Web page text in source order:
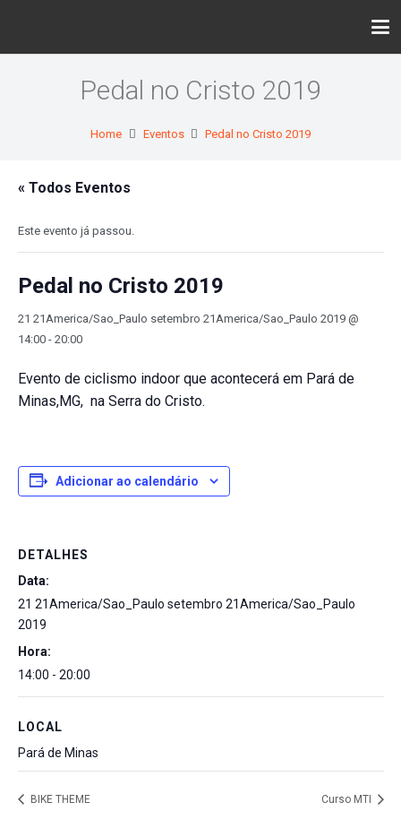
Pedal no Cristo 2019
Home Eventos Pedal no Cristo 2019
« Todos Eventos
Este evento já passou.
Pedal no Cristo 2019
21 21America/Sao_Paulo setembro 21America/Sao_Paulo 2019 @
14:00- 20:00
Evento de ciclismo indoor que acontecerá em Pará de
Minas,MG, na Serra do Cristo.
Adicionar ao calendário
DETALHES
Data:
21 21America/Sao_Paulo setembro 21America/Sao_Paulo
2019
Hora:
14:00 - 20:00
LOCAL
Pará de Minas
BIKE THEME Curso MTI